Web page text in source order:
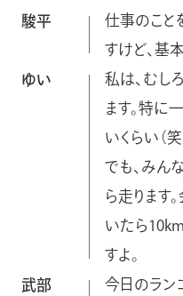
駿平
仕事のこと
すけど、基
ゆい
私は、むし
ます。特に
いくらい（笑
でも、みん
ら走ります
いたら
すよ。
武部 今日のラン